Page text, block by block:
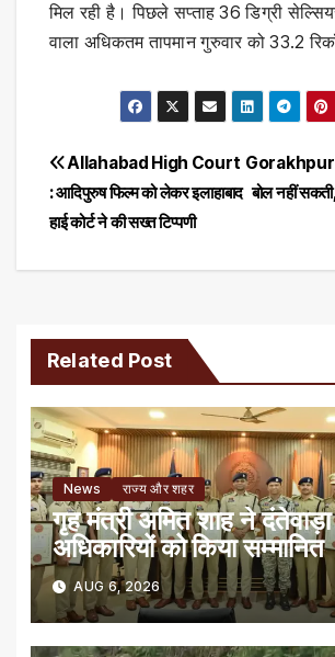
मिल रही है। पिछले सप्ताह 36 डिग्री
वाला अधिकतम तापमान गुरुवार को 33.2
Post
navigation
Gorakhpur
बोल नहीं
Allahabad High Court
: आदिपुरुष फिल्म को लेकर इलाहाबाद
हाई कोर्ट ने की सख्त टिप्पणी
Related Post
News राज्य और शहर
गृह मंत्री अमित शाह ने
अधिकारियों को किया सम्मानित
AUG 6, 2026